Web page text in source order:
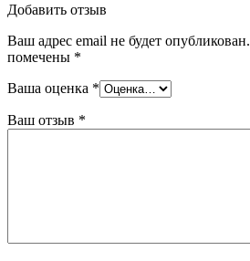
Добавить отзыв
Ваш адрес email не будет опубликован.
помечены *
Ваша оценка *
Ваш отзыв *